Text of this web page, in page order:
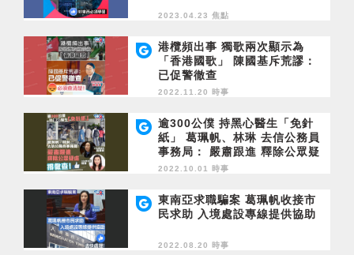
2023.04.23 焦點
港欖頻出事 獨歌兩次顯示為
「香港國歌」 陳國基斥荒謬：
已促警徹查
2022.11.20 時事
逾300公僕 持黑心醫生「免針
紙」 葛珮帆、林琳 去信公務員
事務局： 嚴肅跟進 釋除公眾疑
慮
2022.10.01 時事
東南亞求職騙案 葛珮帆收接市
民求助 入境處設專線提供協助
2022.08.20 時事